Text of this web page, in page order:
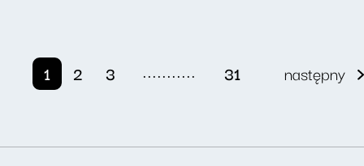
1 2 3 ........... 31 następny